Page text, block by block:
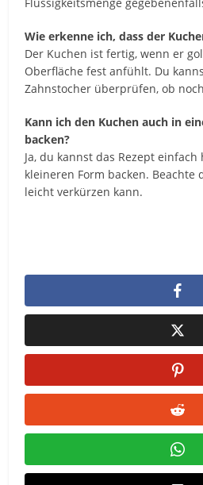
Flüssigkeitsmenge
Wie erkenne ich, dass der
Der Kuchen ist fertig, wenn er
Oberfläche fest anfühlt. Du
Zahnstocher überprüfen, ob
Kann ich den Kuchen auch in
backen?
Ja, du kannst das Rezept
kleineren Form backen. Beachte
leicht verkürzen kann.